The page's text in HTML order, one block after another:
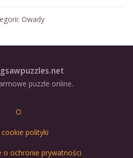
Owady
puzzle online.
O
cookie polityki
o ochronie prywatności